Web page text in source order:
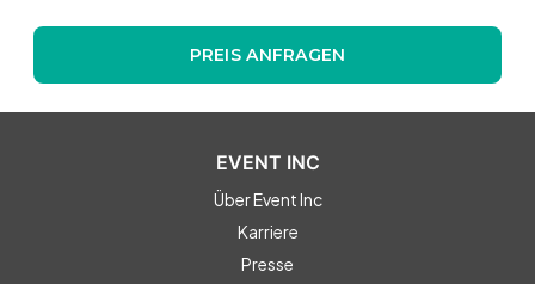
PREIS ANFRAGEN
EVENT INC
Über Event Inc
Karriere
Presse